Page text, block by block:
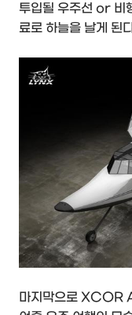
투입될 우주선 or 비
료로 하늘을 날게 된
마지막으로